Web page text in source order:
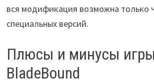
вся модификация возможна только
специальных версий.
Плюсы и минусы игры
BladeBound